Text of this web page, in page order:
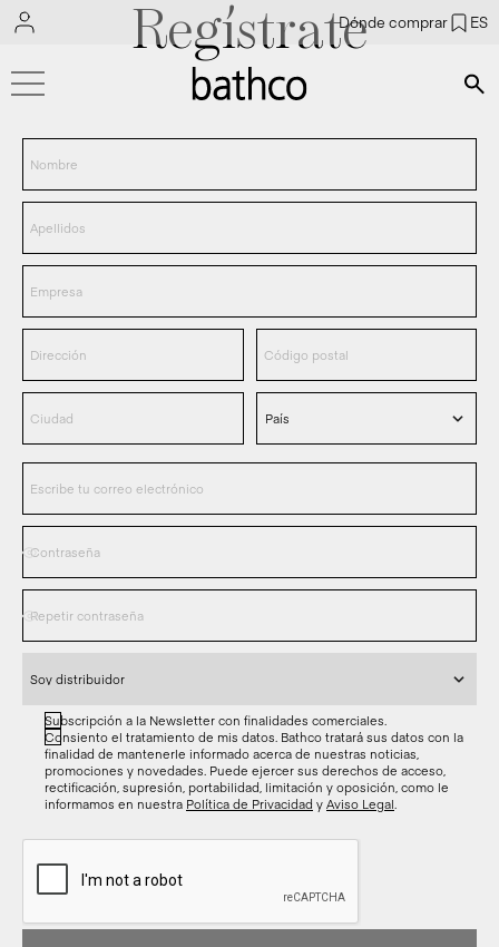
Dónde comprar ES
Regístrate
Subscripción a la Newsletter con finalidades comerciales.
Consiento el tratamiento de mis datos. Bathco tratará sus datos con la
finalidad de mantenerle informado acerca de nuestras noticias,
promociones y novedades. Puede ejercer sus derechos de acceso,
rectificación, supresión, portabilidad, limitación y oposición, como le
informamos en nuestra Política de Privacidad y Aviso Legal.